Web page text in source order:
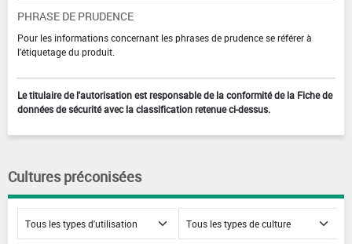
PHRASE DE PRUDENCE
Pour les informations concernant les phrases de prudence se référer à
l'étiquetage du produit.
Le titulaire de l'autorisation est responsable de la conformité de la Fiche de
données de sécurité avec la classification retenue ci-dessus.
Cultures préconisées